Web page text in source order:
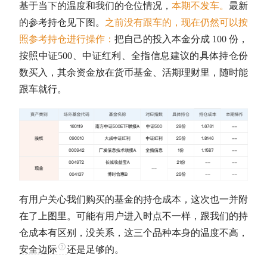
基于当下的温度和我们的仓位情况， 本期不发车。 最新
的参考持仓见下图。 之前没有跟车的，现在仍然可以按
照参考持仓进行操作： 把自己的投入本金分成 100 份，
按照中证500 、中证红利 、全指信息建议的具体持仓份
数买入，其余资金放在货币基金、活期理财里，随时能
跟车就行。
有用户关心我们购买的基金的持仓成本，这次也一并附
在了上图里。可能有用户进入时点不一样，跟我们的持
仓成本有区别，没关系，这三个品种本身的温度不高，
安全边际
还是足够的。